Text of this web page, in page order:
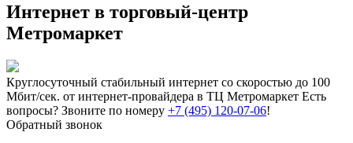
Интернет в торговый-центр
Метромаркет
Круглосуточный стабильный интернет со скоростью до 100
Мбит/сек. от интернет-провайдера в ТЦ Метромаркет Есть
вопросы? Звоните по номеру +7 (495) 120-07-06!
Обратный звонок